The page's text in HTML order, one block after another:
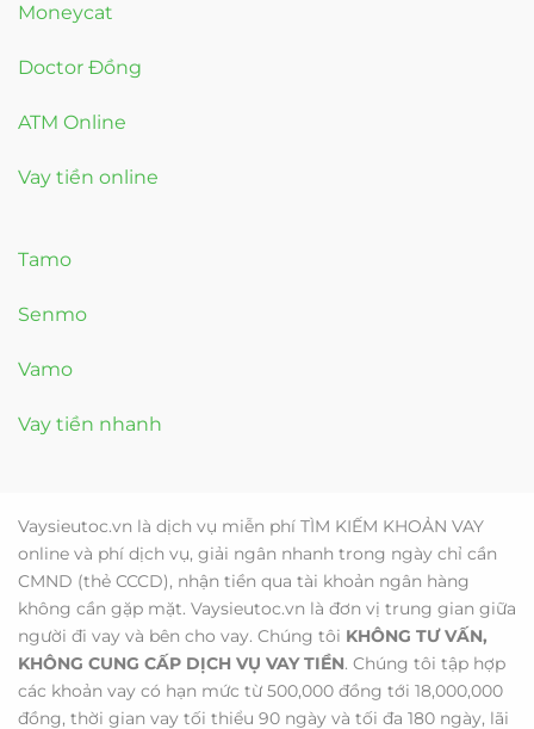
Moneycat
Doctor Đồng
ATM Online
Vay tiền online
Tamo
Senmo
Vamo
Vay tiền nhanh
Vaysieutoc.vn là dịch vụ miễn phí TÌM KIẾM KHOẢN VAY
online và phí dịch vụ, giải ngân nhanh trong ngày chỉ cần
CMND (thẻ CCCD), nhận tiền qua tài khoản ngân hàng
không cần gặp mặt. Vaysieutoc.vn là đơn vị trung gian giữa
người đi vay và bên cho vay. Chúng tôi KHÔNG TƯ VẤN,
KHÔNG CUNG CẤP DỊCH VỤ VAY TIỀN. Chúng tôi tập hợp
các khoản vay có hạn mức từ 500,000 đồng tới 18,000,000
đồng, thời gian vay tối thiểu 90 ngày và tối đa 180 ngày, lãi